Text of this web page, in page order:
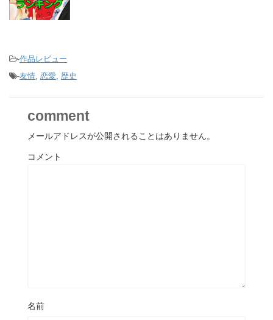
-作品レビュー
-友情 恋愛 歴史
comment
メールアドレスが公開されることはありません。
コメント
名前